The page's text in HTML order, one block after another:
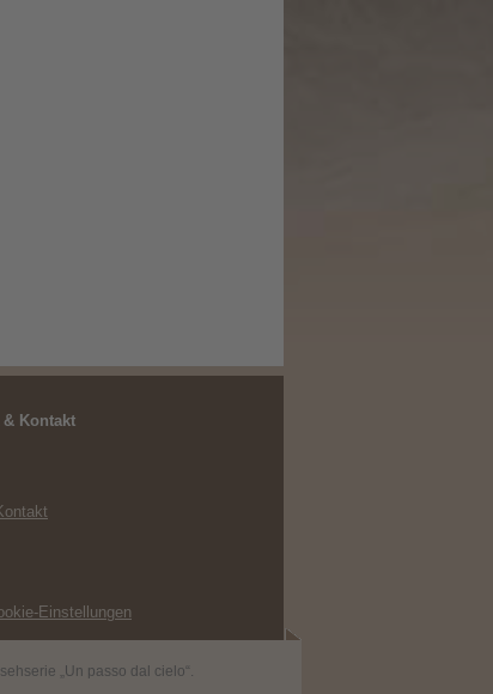
Kontakt
Einstellungen
„Un passo dal cielo“.